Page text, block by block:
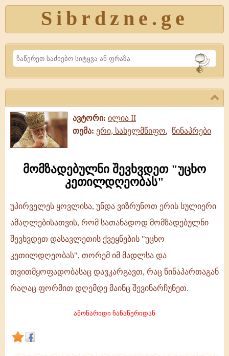
Sibrdzne.ge
Search
ავტორი: ილია II
თემა: ერი, სახელმწიფო, წინაპრები
მომზადებულნი შევხვდეთ "უცხო
კეთილდღეობას"
უპირველეს ყოვლისა, უნდა ვიზრუნოთ ერის სულიერი
ამაღლებისათვის, რომ სათანადოდ მომზადებულნი
შევხვდეთ დასავლეთის ქვეყნების "უცხო
კეთილდღეობას", თორემ იმ მადლსა და
თვითმყოფადობასაც დავკარგავთ, რაც წინაპართაგან
რაღაც ფორმით დღემდე მაინც შევინარჩუნეთ.
ამონარიდი ჩანაწერიდან